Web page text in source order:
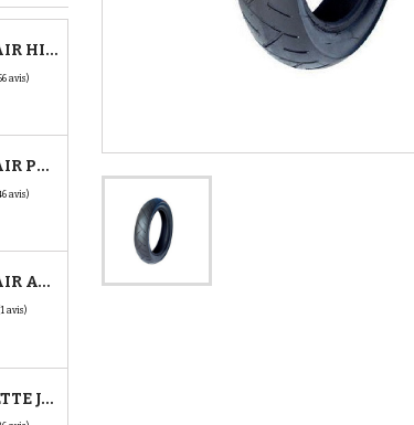
CHAMBRE À AIR HIGH TREK BÉBÉ CONFORT
CHAMBRE À AIR POUSSETTE JANÉ SLALOM PRO ET POWERTWIN
CHAMBRE À AIR AVANT POUSSETTE BUGABOO DONKEY
PNEU POUSSETTE JANÉ SLALOM PRO ET POWERTWIN